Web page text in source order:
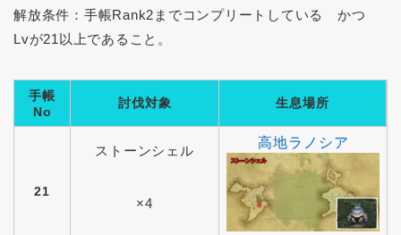
解放条件：手帳Rank2までコンプリートしている かつ
Lvが21以上であること。
手帳
No
討伐対象 生息場所
21
ストーンシェル
×4
高地ラノシア